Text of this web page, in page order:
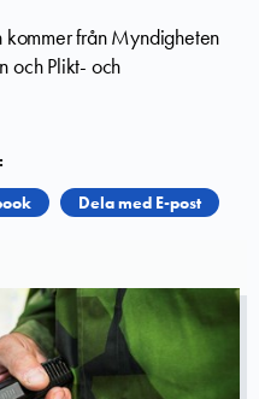
kommer från Myndigheten
och Plikt- och
Dela med E-post